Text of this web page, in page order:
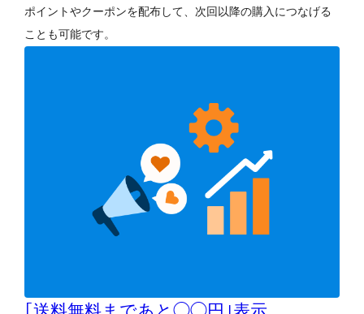
ポイントやクーポンを配布して、次回以降の購入につなげる
ことも可能です。